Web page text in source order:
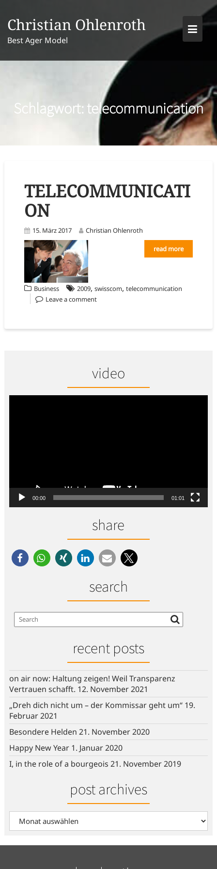
content
Christian Ohlenroth
Best Ager Model
Schlagwort:telecommunication
TELECOMMUNICATI
ON
15. März 2017 Christian Ohlenroth
read more
Business 2009, swisscom, telecommunication
Leave a comment
video
00:00 01:01
share
search
recent posts
on air now: Haltung zeigen! Weil Transparenz
Vertrauen schafft. 12. November 2021
„Dreh dich nicht um – der Kommissar geht um“ 19.
Februar 2021
Besondere Helden 21. November 2020
Happy New Year 1. Januar 2020
I, in the role of a bourgeois 21. November 2019
post archives
post
archives